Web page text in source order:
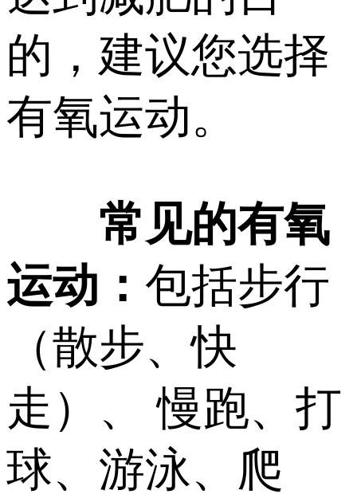
的，建议您选择
有氧运动。
常见的有氧
运动： 包括步行
（散步、快
走）、 慢跑、打
球、游泳、爬